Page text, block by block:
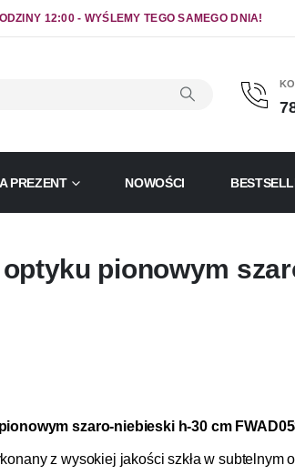
12:00 - WYŚLEMY TEGO SAMEGO DNIA!
PREZENT NOWOŚCI
optyku pionowym
szaro-niebieski h-30 cm
z wysokiej jakości szkła w subtelnym